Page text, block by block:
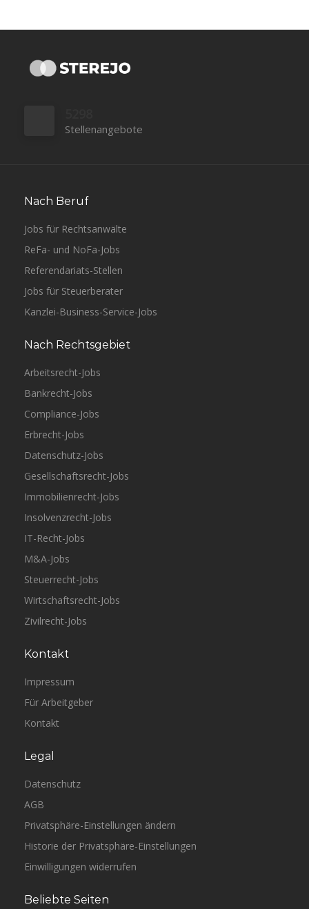
Stellenangebote
Nach Beruf
Jobs für Rechtsanwälte
ReFa- und NoFa-Jobs
Referendariats-Stellen
Jobs für Steuerberater
Kanzlei-Business-Service-Jobs
Nach Rechtsgebiet
Arbeitsrecht-Jobs
Bankrecht-Jobs
Compliance-Jobs
Erbrecht-Jobs
Datenschutz-Jobs
Gesellschaftsrecht-Jobs
Immobilienrecht-Jobs
Insolvenzrecht-Jobs
IT-Recht-Jobs
M&A-Jobs
Steuerrecht-Jobs
Wirtschaftsrecht-Jobs
Zivilrecht-Jobs
Kontakt
Impressum
Für Arbeitgeber
Kontakt
Legal
Datenschutz
AGB
Privatsphäre-Einstellungen ändern
Historie der Privatsphäre-Einstellungen
Einwilligungen widerrufen
Beliebte Seiten